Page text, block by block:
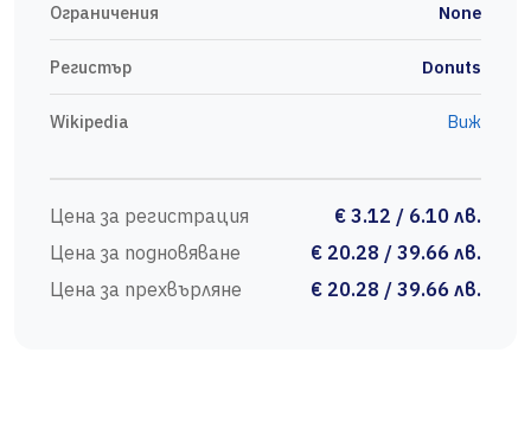
Ограничения None
Регистър Donuts
Wikipedia Виж
Цена за регистрация
€ 3.12 / 6.10 лв.
Цена за подновяване
€ 20.28 / 39.66 лв.
Цена за прехвърляне
€ 20.28 / 39.66 лв.